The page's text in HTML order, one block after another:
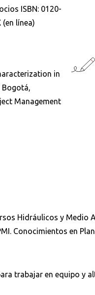
ISBN: 0120-
línea)
in
Bogotá,
Management
Hidráulicos y
Conocimientos en
trabajar en equipo y